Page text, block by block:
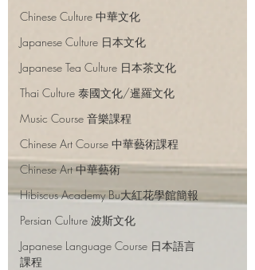
Chinese Culture 中華文化
Japanese Culture 日本文化
Japanese Tea Culture 日本茶文化
Thai Culture 泰國文化/暹羅文化
Music Course 音樂課程
Chinese Art Course 中華藝術課程
Chinese Art 中華藝術
Hibiscus Academy Bu大紅花學館簡報
Persian Culture 波斯文化
Japanese Language Course 日本語言
課程